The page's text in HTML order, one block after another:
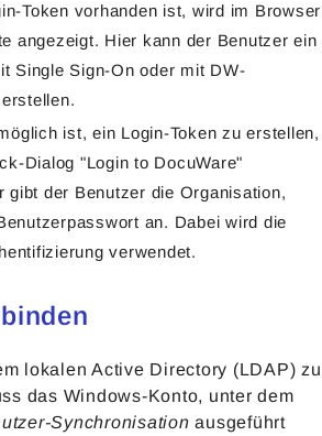
Token vorhanden ist, wird im Browser
angezeigt. Hier kann der Benutzer ein
Single Sign-On oder mit DW-
ist, ein Login-Token zu erstellen,
Dialog "Login to DocuWare"
gibt der Benutzer die Organisation,
an. Dabei wird die
verwendet.
lokalen Active Directory (LDAP) zu
das Windows-Konto, unter dem
Synchronisationausgeführt